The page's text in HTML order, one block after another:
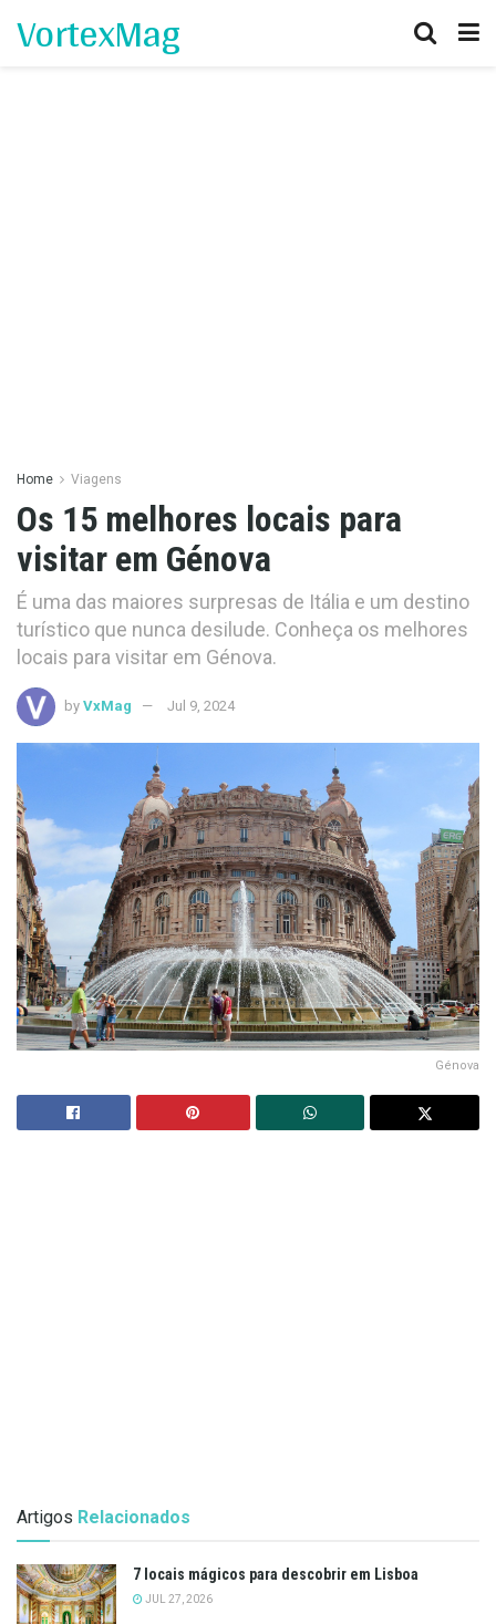
VortexMag
Home Viagens
Os 15 melhores locais para
visitar em Génova
É uma das maiores surpresas de Itália e um destino
turístico que nunca desilude. Conheça os melhores
locais para visitar em Génova.
by VxMag Jul 9, 2024
Génova
Artigos Relacionados
7 locais mágicos para descobrir em Lisboa
JUL 27, 2026